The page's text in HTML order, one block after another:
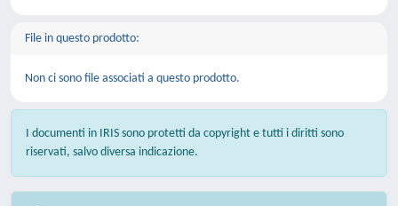
File in questo prodotto:
Non ci sono file associati a questo prodotto.
I documenti in IRIS sono protetti da copyright e tutti i diritti sono
riservati, salvo diversa indicazione.